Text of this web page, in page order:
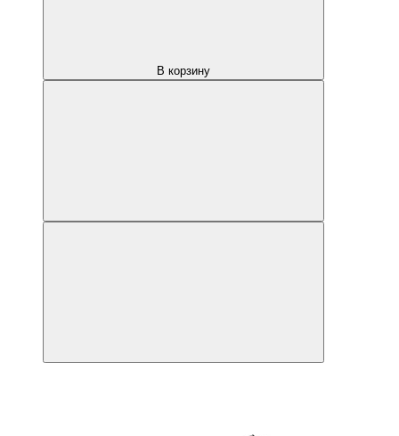
В корзину